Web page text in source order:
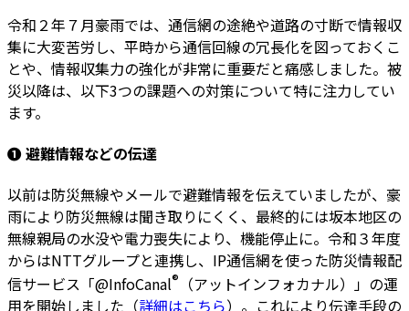
令和２年７月豪雨では、通信網の途絶や道路の寸断で情報収
集に大変苦労し、平時から通信回線の冗長化を図っておくこ
とや、情報収集力の強化が非常に重要だと痛感しました。被
災以降は、以下3つの課題への対策について特に注力してい
ます。
❶ 避難情報などの伝達
以前は防災無線やメールで避難情報を伝えていましたが、豪
雨により防災無線は聞き取りにくく、最終的には坂本地区の
無線親局の水没や電力喪失により、機能停止に。令和３年度
からはNTTグループと連携し、IP通信網を使った防災情報配
信サービス「@InfoCanal®
（アットインフォカナル）」の運
用を開始しました（詳細はこちら）。これにより伝達手段の